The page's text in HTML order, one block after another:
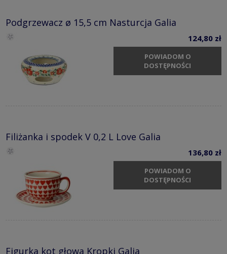
Podgrzewacz ø 15,5 cm Nasturcja Galia
124,80 zł
POWIADOM O
DOSTĘPNOŚCI
Filiżanka i spodek V 0,2 L Love Galia
136,80 zł
POWIADOM O
DOSTĘPNOŚCI
Figurka kot głowa Kropki Galia